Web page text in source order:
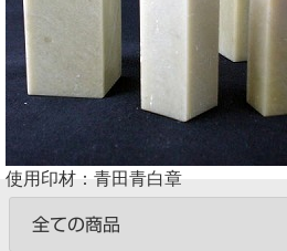
使用印材：青田青白章